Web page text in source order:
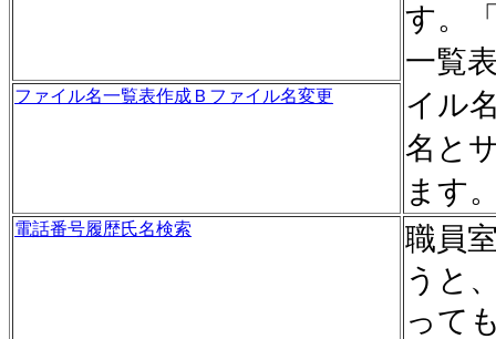
す。
一覧
イル
名と
ます
ファイル名一覧表作成Ｂファイル名変更
電話番号履歴氏名検索
職員
うと
って